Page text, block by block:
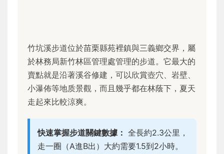
竹坑溪步道位於苗栗縣苑裡鎮與三義鄉交界，屬
於林務局新竹林區管理處管理的步道。它最大的
賣點就是沿著溪谷修建，可以欣賞壺穴、岩壁、
小瀑佈等地质景觀，而且幾乎都在林蔭下，夏天
走起來比較涼爽。
快速掌握步道關鍵數據： 全長約2.3公里，
走一圈（A進B出）大約需要1.5到2小時。